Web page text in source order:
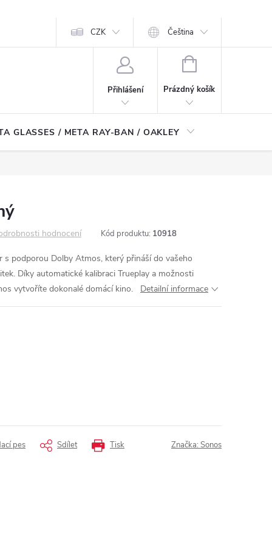
CZK Čeština
Přihlášení
NÁKUPNÍ
Prázdný košík
GLASSES / META RAY-BAN / OAKLEY
hodnocení Kód produktu: 10918
s podporou Dolby Atmos, který přináší do vašeho
Díky automatické kalibraci Trueplay a možnosti
vytvoříte dokonalé domácí kino.
Detailní informace
Tisk
pes Sdílet Značka: Sonos